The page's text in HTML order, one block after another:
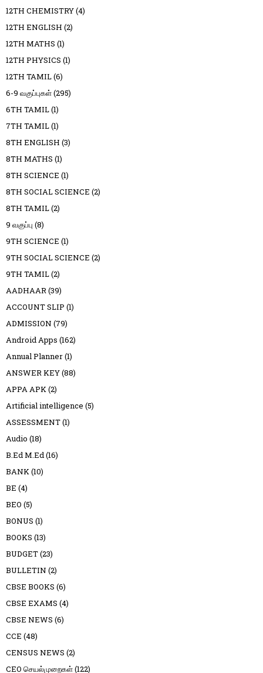
12TH CHEMISTRY(4)
12TH ENGLISH (2)
12TH MATHS (1)
12TH PHYSICS (1)
12TH TAMIL(6)
6-9 வகுப்புகள்(295)
6TH TAMIL(1)
7TH TAMIL(1)
8TH ENGLISH (3)
8TH MATHS (1)
8TH SCIENCE (1)
8TH SOCIAL SCIENCE (2)
8TH TAMIL(2)
9 வகுப்பு (8)
9TH SCIENCE (1)
9TH SOCIAL SCIENCE (2)
9TH TAMIL(2)
AADHAAR(39)
ACCOUNT SLIP (1)
ADMISSION (79)
Android Apps (162)
Annual Planner(1)
ANSWER KEY(88)
APPA APK(2)
Artificial intelligence (5)
ASSESSMENT(1)
Audio (18)
B.Ed M.Ed(16)
BANK(10)
BE (4)
BEO (5)
BONUS (1)
BOOKS (13)
BUDGET(23)
BULLETIN (2)
CBSE BOOKS (6)
CBSE EXAMS (4)
CBSE NEWS (6)
CCE (48)
CENSUS NEWS (2)
CEO செயல்முறைகள்(122)